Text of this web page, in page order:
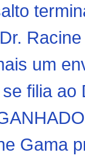
um
filia
Gama